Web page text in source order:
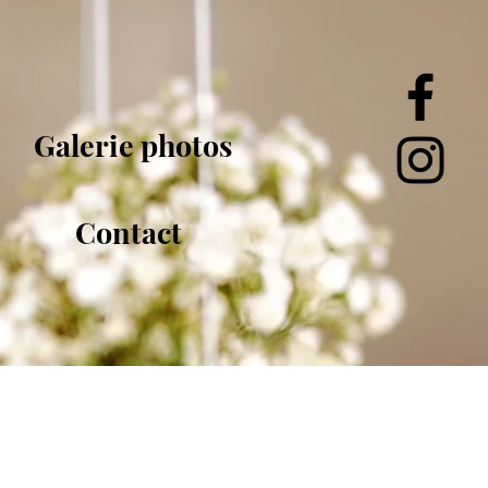
Galerie photos
Contact